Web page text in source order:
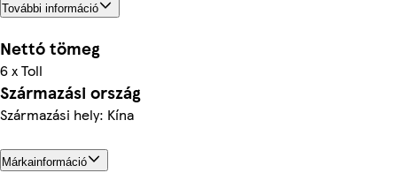
További információ
Nettó tömeg
6 x Toll
Származási ország
Származási hely: Kína
Márkainformáció